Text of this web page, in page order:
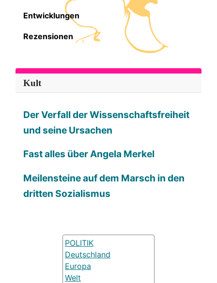
Entwicklungen
Rezensionen
Kult
Der Verfall der Wissenschaftsfreiheit
und seine Ursachen
Fast alles über Angela Merkel
Meilensteine auf dem Marsch in den
dritten Sozialismus
POLITIK
Deutschland
Europa
Welt